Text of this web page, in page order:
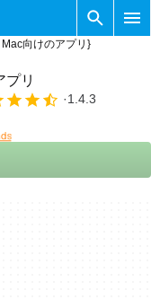
向けのアプリ}
プリ
1.4.3